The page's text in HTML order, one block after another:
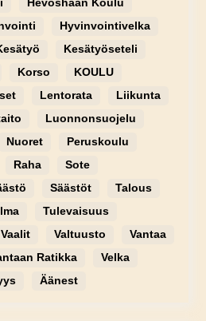
Hyvinvointivelka
Kesätyöseteli
Korso
KOULU
Lentorata
Liikunta
Luonnonsuojelu
Nuoret
Peruskoulu
Raha
Sote
Säästöt
Talous
Tulevaisuus
Vaalit Valtuusto
Vantaa
Ratikka
Velka
Äänest